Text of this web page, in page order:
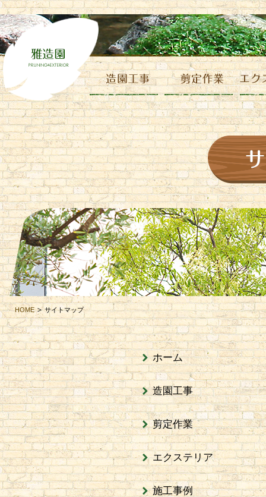
HOME サイトマップ
ホーム
造園工事
剪定作業
エクステリア
施工事例